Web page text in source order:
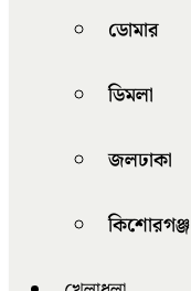
ডোমার
ডিমলা
জলঢাকা
কিশোরগঞ্জ